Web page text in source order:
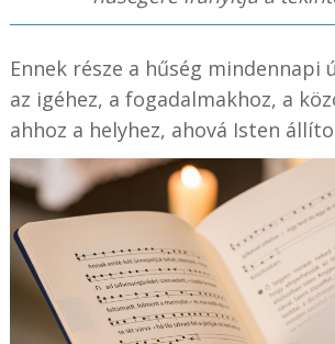
Ennek része a hűség mindennapi
az igéhez, a fogadalmakhoz, a
ahhoz a helyhez, ahová Isten